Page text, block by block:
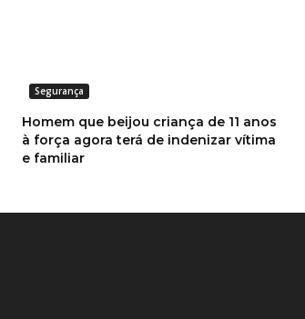
Segurança
Homem que beijou criança de 11 anos
à força agora terá de indenizar vítima
e familiar